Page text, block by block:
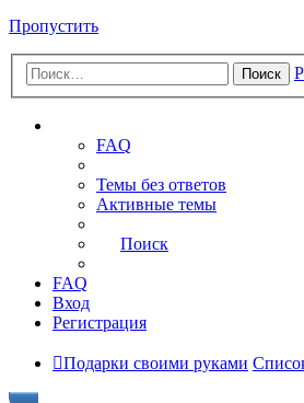
Пропустить
Поиск
FAQ
Темы без ответов
Активные темы
Поиск
FAQ
Вход
Регистрация
Подарки своими руками